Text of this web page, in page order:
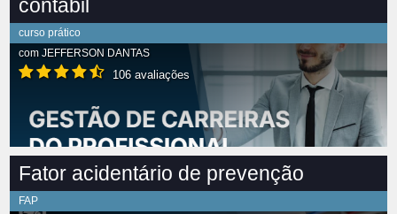
contábil
curso prático
com JEFFERSON DANTAS
106 avaliações
Fator acidentário de prevenção
FAP